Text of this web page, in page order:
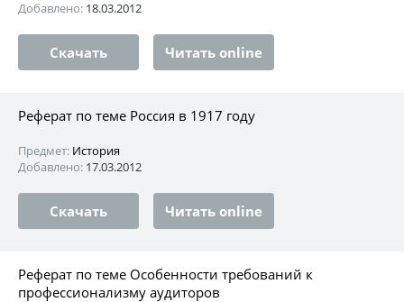
Добавлено: 18.03.2012
Скачать Читать online
Реферат по теме Россия в 1917 году
Предмет: История
Добавлено: 17.03.2012
Скачать Читать online
Реферат по теме Особенности требований к
профессионализму аудиторов